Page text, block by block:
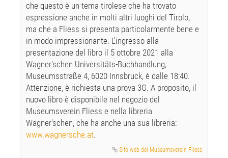
che questo è un tema tirolese che ha trovato
espressione anche in molti altri luoghi del Tirolo,
ma che a Fliess si presenta particolarmente bene e
in modo impressionante. L'ingresso alla
presentazione del libro il 5 ottobre 2021 alla
Wagner'schen Universitäts-Buchhandlung,
Museumsstraße 4, 6020 Innsbruck, è dalle 18:40.
Attenzione, è richiesta una prova 3G. A proposito, il
nuovo libro è disponibile nel negozio del
Museumsverein Fliess e nella libreria
Wagner'schen, che ha anche una sua libreria:
www.wagnersche.at.
Sito web del Museumsverein Fliess